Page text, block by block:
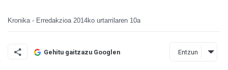
Kronika - Erredakzioa 2014ko urtarrilaren 10a
Gehitu gaitzazu Googlen Entzun